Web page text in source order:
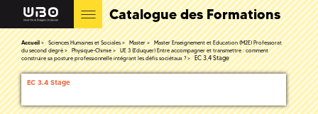
Catalogue des Formations
Accueil Sciences Humaines et Sociales Master
Master Enseignement et Education (M2E) Professorat
du second degré
Physique-Chimie
UE 3 (Eduquer) Entre accompagner et transmettre : comment
construire sa posture professionnelle intégrant les défis sociétaux ?
EC 3.4 Stage
EC 3.4 Stage